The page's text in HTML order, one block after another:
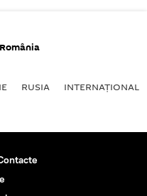
RUSIA INTERNAŢIONAL